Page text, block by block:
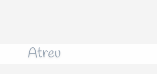
Atreu